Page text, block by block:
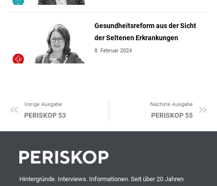
Gesundheitsreform aus der Sicht
der Seltenen Erkrankungen
8. Februar 2024
Zurück
Vorige Ausgabe
PERISKOP 53
Nächste Ausgabe
PERISKOP 55
Hintergründe. Interviews. Informationen. Seit über 20 Jahren